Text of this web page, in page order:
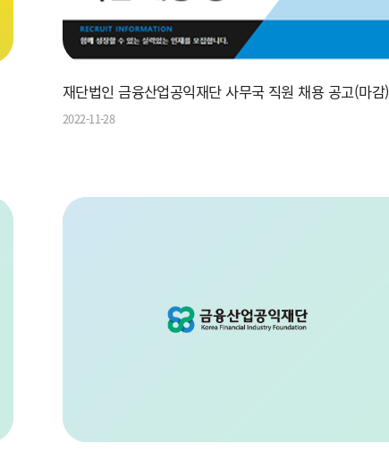
재단법인 금융산업공익재단 사무국 직원 채용 공고(마감)
2022-11-28